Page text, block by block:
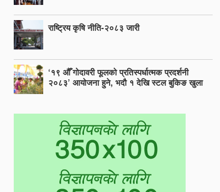
राष्ट्रिय कृषि नीति-२०८३ जारी
‘१९ औँ गोदावरी फूलको प्रतिस्पर्धात्मक प्रदर्शनी
२०८३’ आयोजना हुने, भदौ १ देखि स्टल बुकिङ खुला